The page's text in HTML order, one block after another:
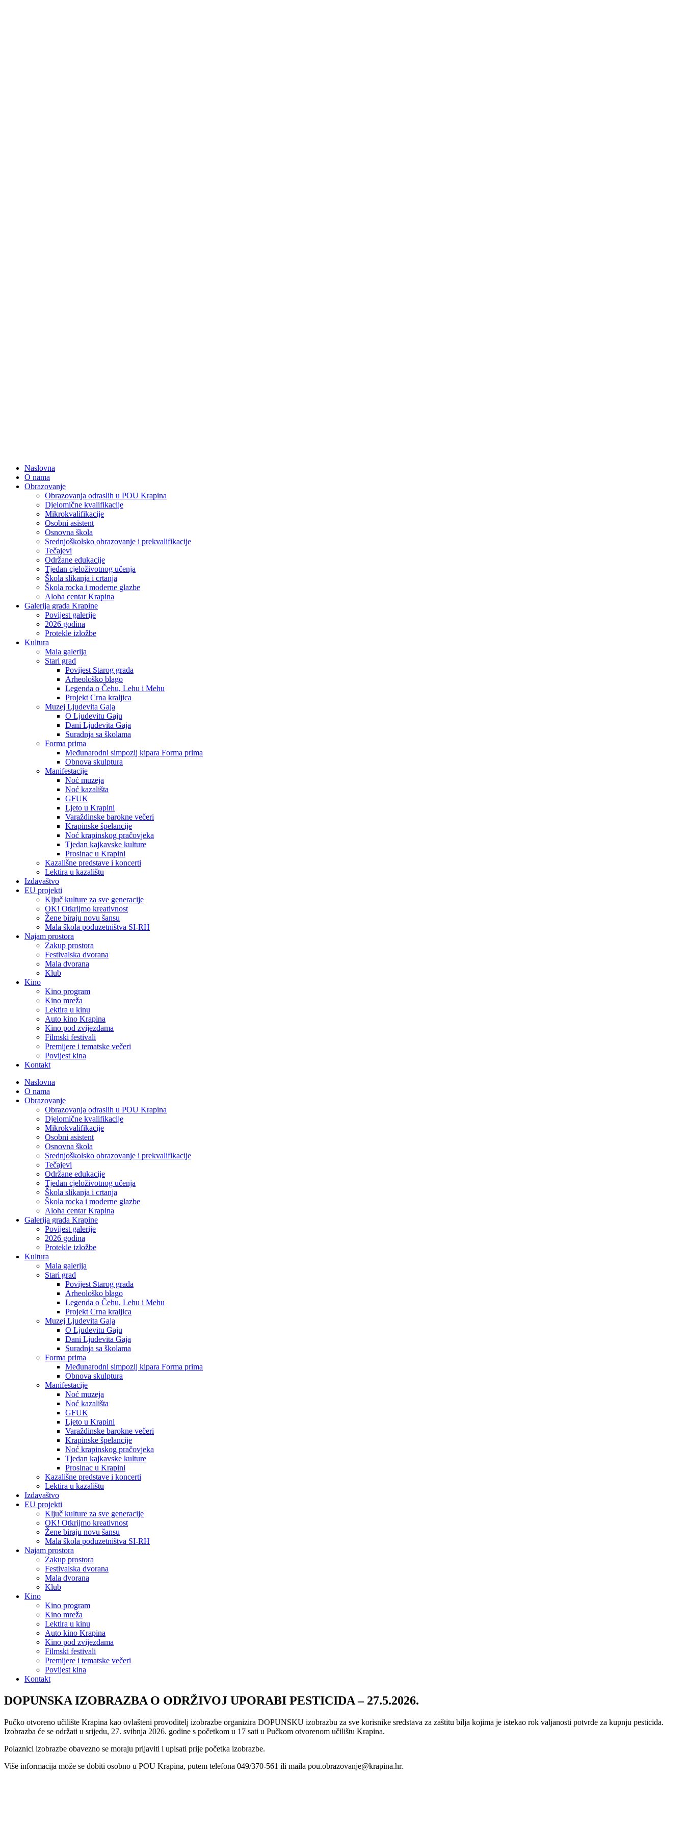
Naslovna
O nama
Obrazovanje
Obrazovanja odraslih u POU Krapina
Djelomične kvalifikacije
Mikrokvalifikacije
Osobni asistent
Osnovna škola
Srednjoškolsko obrazovanje i prekvalifikacije
Tečajevi
Održane edukacije
Tjedan cjeloživotnog učenja
Škola slikanja i crtanja
Škola rocka i moderne glazbe
Aloha centar Krapina
Galerija grada Krapine
Povijest galerije
2026 godina
Protekle izložbe
Kultura
Mala galerija
Stari grad
Povijest Starog grada
Arheološko blago
Legenda o Čehu, Lehu i Mehu
Projekt Crna kraljica
Muzej Ljudevita Gaja
O Ljudevitu Gaju
Dani Ljudevita Gaja
Suradnja sa školama
Forma prima
Međunarodni simpozij kipara Forma prima
Obnova skulptura
Manifestacije
Noć muzeja
Noć kazališta
GFUK
Ljeto u Krapini
Varaždinske barokne večeri
Krapinske špelancije
Noć krapinskog pračovjeka
Tjedan kajkavske kulture
Prosinac u Krapini
Kazališne predstave i koncerti
Lektira u kazalištu
Izdavaštvo
EU projekti
Ključ kulture za sve generacije
OK! Otkrijmo kreativnost
Žene biraju novu šansu
Mala škola poduzetništva SI-RH
Najam prostora
Zakup prostora
Festivalska dvorana
Mala dvorana
Klub
Kino
Kino program
Kino mreža
Lektira u kinu
Auto kino Krapina
Kino pod zvijezdama
Filmski festivali
Premijere i tematske večeri
Povijest kina
Kontakt
Naslovna
O nama
Obrazovanje
Obrazovanja odraslih u POU Krapina
Djelomične kvalifikacije
Mikrokvalifikacije
Osobni asistent
Osnovna škola
Srednjoškolsko obrazovanje i prekvalifikacije
Tečajevi
Održane edukacije
Tjedan cjeloživotnog učenja
Škola slikanja i crtanja
Škola rocka i moderne glazbe
Aloha centar Krapina
Galerija grada Krapine
Povijest galerije
2026 godina
Protekle izložbe
Kultura
Mala galerija
Stari grad
Povijest Starog grada
Arheološko blago
Legenda o Čehu, Lehu i Mehu
Projekt Crna kraljica
Muzej Ljudevita Gaja
O Ljudevitu Gaju
Dani Ljudevita Gaja
Suradnja sa školama
Forma prima
Međunarodni simpozij kipara Forma prima
Obnova skulptura
Manifestacije
Noć muzeja
Noć kazališta
GFUK
Ljeto u Krapini
Varaždinske barokne večeri
Krapinske špelancije
Noć krapinskog pračovjeka
Tjedan kajkavske kulture
Prosinac u Krapini
Kazališne predstave i koncerti
Lektira u kazalištu
Izdavaštvo
EU projekti
Ključ kulture za sve generacije
OK! Otkrijmo kreativnost
Žene biraju novu šansu
Mala škola poduzetništva SI-RH
Najam prostora
Zakup prostora
Festivalska dvorana
Mala dvorana
Klub
Kino
Kino program
Kino mreža
Lektira u kinu
Auto kino Krapina
Kino pod zvijezdama
Filmski festivali
Premijere i tematske večeri
Povijest kina
Kontakt
DOPUNSKA IZOBRAZBA O ODRŽIVOJ UPORABI PESTICIDA – 27.5.2026.
Pučko otvoreno učilište Krapina kao ovlašteni provoditelj izobrazbe organizira DOPUNSKU izobrazbu za sve korisnike sredstava za zaštitu bilja kojima je istekao rok valjanosti potvrde za kupnju pesticida.
Izobrazba će se održati u srijedu, 27. svibnja 2026. godine s početkom u 17 sati u Pučkom otvorenom učilištu Krapina.
Polaznici izobrazbe obavezno se moraju prijaviti i upisati prije početka izobrazbe.
Više informacija može se dobiti osobno u POU Krapina, putem telefona 049/370-561 ili maila pou.obrazovanje@krapina.hr.